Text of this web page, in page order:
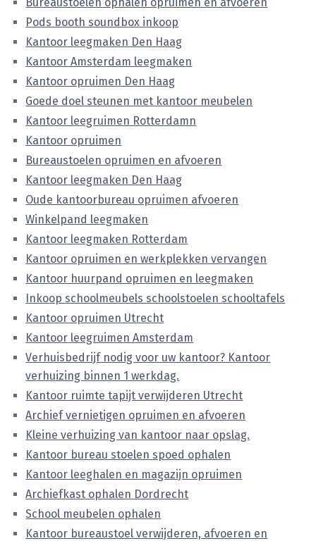
Pods booth soundbox inkoop
Kantoor leegmaken Den Haag
Kantoor Amsterdam leegmaken
Kantoor opruimen Den Haag
Goede doel steunen met kantoor meubelen
Kantoor leegruimen Rotterdamn
Kantoor opruimen
Bureaustoelen opruimen en afvoeren
Kantoor leegmaken Den Haag
Oude kantoorbureau opruimen afvoeren
Winkelpand leegmaken
Kantoor leegmaken Rotterdam
Kantoor opruimen en werkplekken vervangen
Kantoor huurpand opruimen en leegmaken
Inkoop schoolmeubels schoolstoelen schooltafels
Kantoor opruimen Utrecht
Kantoor leegruimen Amsterdam
Verhuisbedrijf nodig voor uw kantoor? Kantoor
verhuizing binnen 1 werkdag.
Kantoor ruimte tapijt verwijderen Utrecht
Archief vernietigen opruimen en afvoeren
Kleine verhuizing van kantoor naar opslag.
Kantoor bureau stoelen spoed ophalen
Kantoor leeghalen en magazijn opruimen
Archiefkast ophalen Dordrecht
School meubelen ophalen
Kantoor bureaustoel verwijderen, afvoeren en